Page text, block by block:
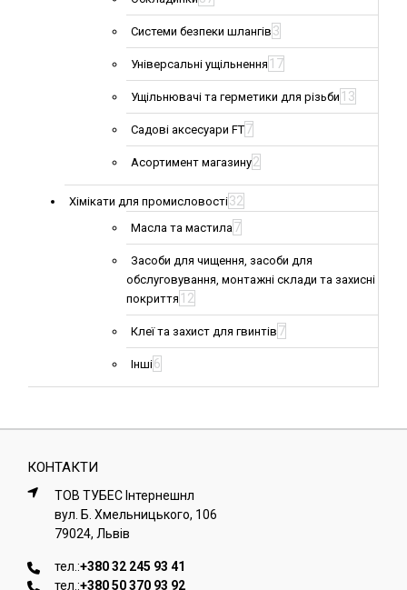
Системи безпеки шлангів 3
Універсальні ущільнення 17
Ущільнювачі та герметики для різьби 13
Садові аксесуари FT7
Асортимент магазину2
Хімікати для промисловості32
Масла та мастила7
Засоби для чищення, засоби для
обслуговування, монтажні склади та захисні
покриття 12
Клеї та захист для гвинтів 7
Інші6
КОНТАКТИ
ТОВ ТУБЕС Iнтернешнл
вул. Б. Хмельницького, 106
79024, Львiв
тел.:+380 32 245 93 41
тел.:+380 50 370 93 92